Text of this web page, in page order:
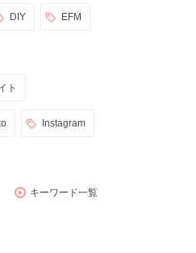
DIY EFM
ト
Instagram
キーワード一覧